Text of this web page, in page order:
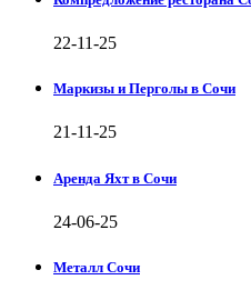
22-11-25
Маркизы и Перголы в Сочи
21-11-25
Аренда Яхт в Сочи
24-06-25
Металл Сочи